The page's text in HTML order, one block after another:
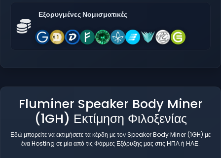
Εξορυγμένες Νομισματικές
Fluminer Speaker Body Miner
(1GH) Εκτίμηση Φιλοξενίας
Εδώ μπορείτε να εκτιμήσετε τα κέρδη με τον Speaker Body Miner (1GH) με
ένα Hosting σε μία από τις Φάρμες Εξόρυξης μας στις ΗΠΑ ή ΗΑΕ.